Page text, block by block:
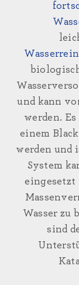
und kann
werden.
einem
werden und
System
eingesetzt
Wasser zu
sind